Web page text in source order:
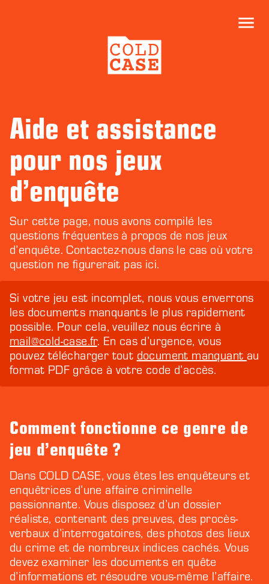
Aide et assistance
pour nos jeux
d’enquête
Sur cette page, nous avons compilé les
questions fréquentes à propos de nos jeux
d’enquête. Contactez-nous dans le cas où votre
question ne figurerait pas ici.
Si votre jeu est incomplet, nous vous enverrons
les documents manquants le plus rapidement
possible. Pour cela, veuillez nous écrire à
mail@cold-case.fr. En cas d’urgence, vous
pouvez télécharger tout document manquant au
format PDF grâce à votre code d’accès.
Comment fonctionne ce genre de
jeu d’enquête ?
Dans COLD CASE, vous êtes les enquêteurs et
enquêtrices d’une affaire criminelle
passionnante. Vous disposez d’un dossier
réaliste, contenant des preuves, des procès-
verbaux d’interrogatoires, des photos des lieux
du crime et de nombreux indices cachés. Vous
devez examiner les documents en quête
d’informations et résoudre vous-même l’affaire.